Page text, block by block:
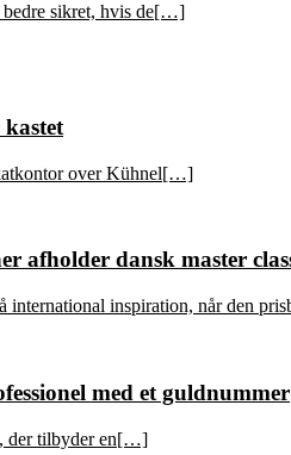
bedre sikret, hvis de[…]
over Kühnel[…]
afholder dansk master
international inspiration, når den
med et guldnummer
der tilbyder en[…]